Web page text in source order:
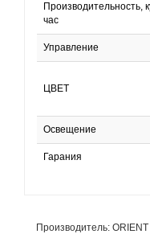
Производительность,
час
Управление
ЦВЕТ
Освещение
Гарания
Производитель: